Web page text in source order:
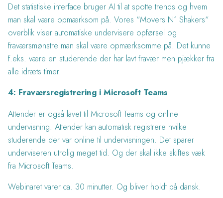
Det statistiske interface bruger AI til at spotte trends og hvem
man skal være opmærksom på. Vores “Movers N´ Shakers“
overblik viser automatiske undervisere opførsel og
fraværsmønstre man skal være opmærksomme på. Det kunne
f.eks. være en studerende der har lavt fravær men pjækker fra
alle idræts timer.
4: Fraværsregistrering i Microsoft Teams
Attender er også lavet til Microsoft Teams og online
undervisning. Attender kan automatisk registrere hvilke
studerende der var online til undervisningen. Det sparer
underviseren utrolig meget tid. Og der skal ikke skiftes væk
fra Microsoft Teams.
Webinaret varer ca. 30 minutter. Og bliver holdt på dansk.